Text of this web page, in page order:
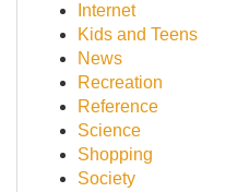
Internet
Kids and Teens
News
Recreation
Reference
Science
Shopping
Society